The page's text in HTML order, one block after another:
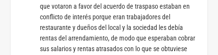
que votaron a favor del acuerdo de traspaso estaban en
conflicto de interés porque eran trabajadores del
restaurante y dueños del local y la sociedad les debía
rentas del arrendamiento, de modo que esperaban cobrar
sus salarios y rentas atrasados con lo que se obtuviese